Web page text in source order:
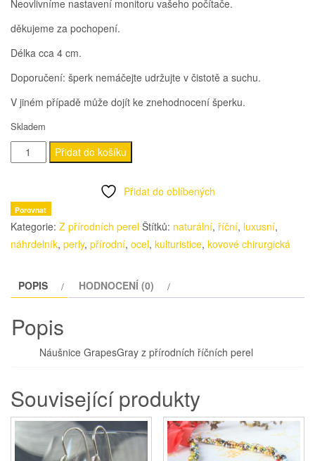
Neovlivníme nastavení monitoru vašeho počítače.
děkujeme za pochopení.
Délka cca 4 cm.
Doporučení: šperk nemáčejte udržujte v čistotě a suchu.
V jiném případě může dojít ke znehodnocení šperku.
Skladem
Náušnice
GrapesGray
Přidat do košíku
Přidat do oblíbených
Porovnat
Kategorie: Z přírodních perel Štítků: naturální, říční, luxusní,
náhrdelník, perly, přírodní, ocel, kulturistice, kovové chirurgická
POPIS HODNOCENÍ (0)
Popis
Náušnice GrapesGray z přírodních říčních perel
Související produkty